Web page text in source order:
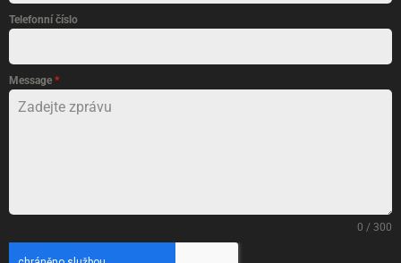
Telefonní číslo
Message *
0 / 300